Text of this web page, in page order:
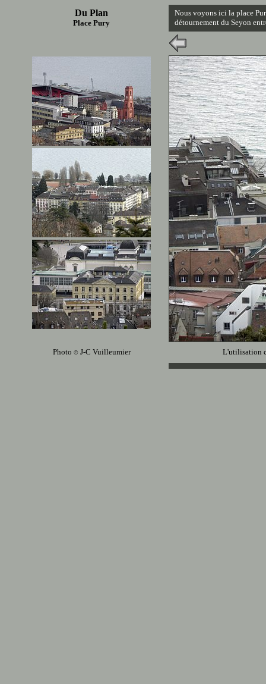
Du Plan
Place Pury
Nous voyons ici la place
détournement du Seyon
Photo © J-C Vuilleumier L'utilisation